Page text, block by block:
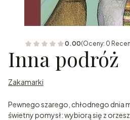
0.00(Oceny: 0
Inna podróż
Zakamarki
Pewnego szarego, chłodnego dnia
świetny pomysł: wybiorą się z